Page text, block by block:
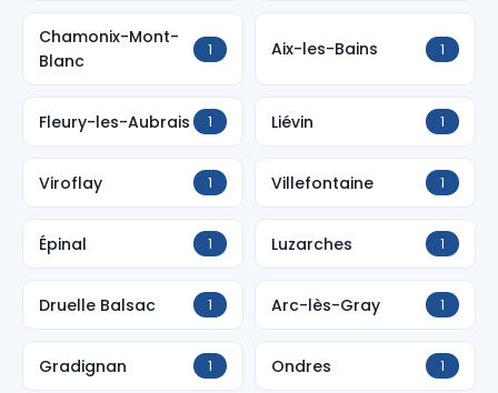
Chamonix-Mont-
Blanc
1 Aix-les-Bains 1
Fleury-les-Aubrais 1 Liévin 1
Viroflay 1 Villefontaine 1
Épinal 1 Luzarches 1
Druelle Balsac 1 Arc-lès-Gray 1
Gradignan 1 Ondres 1